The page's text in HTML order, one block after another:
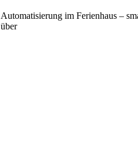
Automatisierung im Ferienhaus –
über